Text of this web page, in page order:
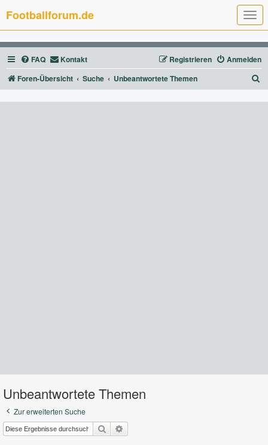
T
o
g
g
l
e
n
a
g
Footballforum.de
FAQ Kontakt Anmelden
Registrieren
Foren-Übersicht
Suche Unbeantwortete Themen
u
Unbeantwortete Themen
Zur erweiterten Suche
Suche